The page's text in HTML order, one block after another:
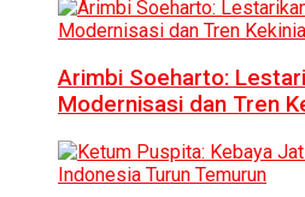
Arimbi Soeharto:
Modernisasi dan Tren